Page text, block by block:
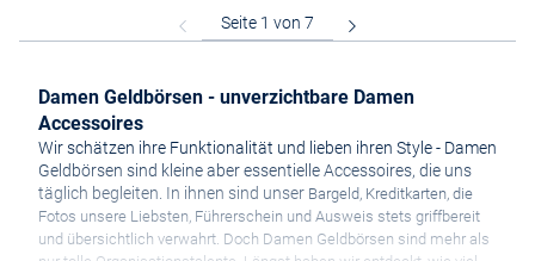
Damen Geldbörsen - unverzichtbare Damen
Accessoires
Wir schätzen ihre Funktionalität und lieben ihren Style - Damen
Geldbörsen sind kleine aber essentielle Accessoires, die uns
täglich begleiten. In ihnen sind unser Bargeld, Kreditkarten, die
Fotos unsere Liebsten, Führerschein und Ausweis stets griffbereit
und übersichtlich verwahrt. Doch Damen Geldbörsen sind mehr als